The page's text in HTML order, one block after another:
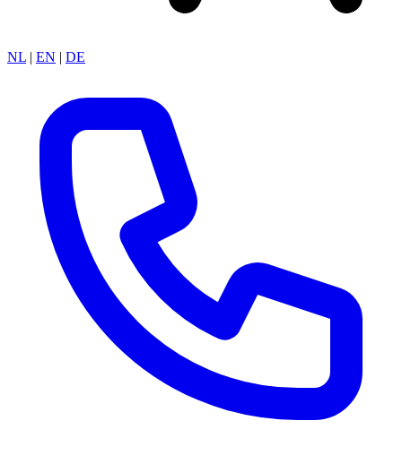
NL | EN | DE